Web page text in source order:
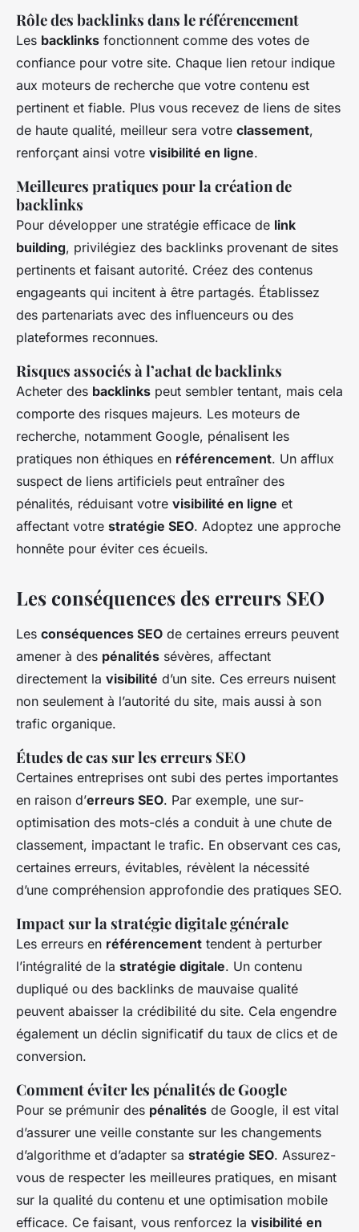
Rôle des backlinks dans le référencement
Les backlinks fonctionnent comme des votes de
confiance pour votre site. Chaque lien retour indique
aux moteurs de recherche que votre contenu est
pertinent et fiable. Plus vous recevez de liens de sites
de haute qualité, meilleur sera votre classement,
renforçant ainsi votre visibilité en ligne.
Meilleures pratiques pour la création de
backlinks
Pour développer une stratégie efficace de link
building, privilégiez des backlinks provenant de sites
pertinents et faisant autorité. Créez des contenus
engageants qui incitent à être partagés. Établissez
des partenariats avec des influenceurs ou des
plateformes reconnues.
Risques associés à l’achat de backlinks
Acheter des backlinks peut sembler tentant, mais cela
comporte des risques majeurs. Les moteurs de
recherche, notamment Google, pénalisent les
pratiques non éthiques en référencement. Un afflux
suspect de liens artificiels peut entraîner des
pénalités, réduisant votre visibilité en ligne et
affectant votre stratégie SEO. Adoptez une approche
honnête pour éviter ces écueils.
Les conséquences des erreurs SEO
Les conséquences SEO de certaines erreurs peuvent
amener à des pénalités sévères, affectant
directement la visibilité d’un site. Ces erreurs nuisent
non seulement à l’autorité du site, mais aussi à son
trafic organique.
Études de cas sur les erreurs SEO
Certaines entreprises ont subi des pertes importantes
en raison d’erreurs SEO. Par exemple, une sur-
optimisation des mots-clés a conduit à une chute de
classement, impactant le trafic. En observant ces cas,
certaines erreurs, évitables, révèlent la nécessité
d’une compréhension approfondie des pratiques SEO.
Impact sur la stratégie digitale générale
Les erreurs en référencement tendent à perturber
l’intégralité de la stratégie digitale. Un contenu
dupliqué ou des backlinks de mauvaise qualité
peuvent abaisser la crédibilité du site. Cela engendre
également un déclin significatif du taux de clics et de
conversion.
Comment éviter les pénalités de Google
Pour se prémunir des pénalités de Google, il est vital
d’assurer une veille constante sur les changements
d’algorithme et d’adapter sa stratégie SEO. Assurez-
vous de respecter les meilleures pratiques, en misant
sur la qualité du contenu et une optimisation mobile
efficace. Ce faisant, vous renforcez la visibilité en